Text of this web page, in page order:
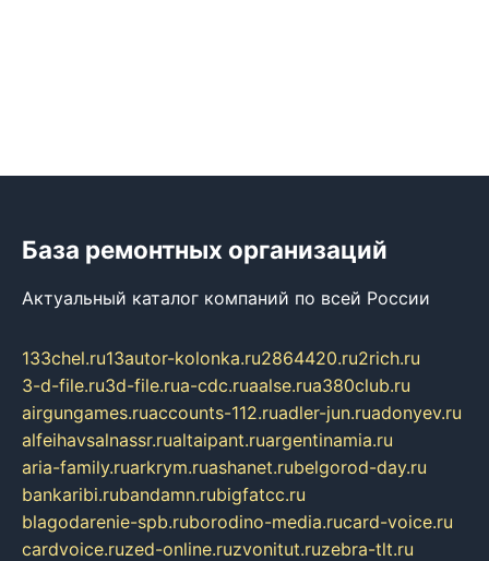
База ремонтных организаций
Актуальный каталог компаний по всей России
133chel.ru13autor-kolonka.ru2864420.ru2rich.ru
3-d-file.ru3d-file.rua-cdc.ruaalse.rua380club.ru
airgungames.ruaccounts-112.ruadler-jun.ruadonyev.ru
alfeihavsalnassr.rualtaipant.ruargentinamia.ru
aria-family.ruarkrym.ruashanet.rubelgorod-day.ru
bankaribi.rubandamn.rubigfatcc.ru
blagodarenie-spb.ruborodino-media.rucard-voice.ru
cardvoice.ruzed-online.ruzvonitut.ruzebra-tlt.ru